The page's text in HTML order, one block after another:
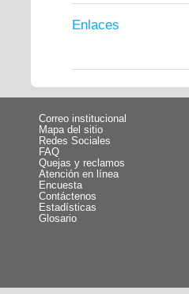
Enlaces
Correo institucional
Mapa del sitio
Redes Sociales
FAQ
Quejas y reclamos
Atención en línea
Encuesta
Contáctenos
Estadísticas
Glosario